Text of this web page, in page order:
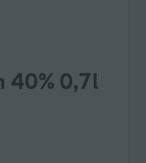
40% 0,7l